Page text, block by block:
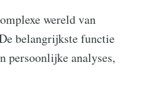
wereld van
belangrijkste functie
persoonlijke analyses,